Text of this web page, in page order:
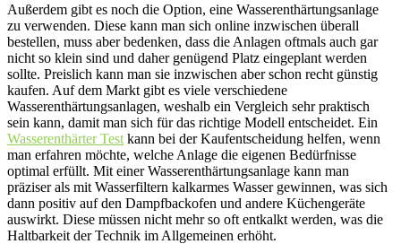
Außerdem gibt es noch die Option, eine Wasserenthärtungsanlage
zu verwenden. Diese kann man sich online inzwischen überall
bestellen, muss aber bedenken, dass die Anlagen oftmals auch gar
nicht so klein sind und daher genügend Platz eingeplant werden
sollte. Preislich kann man sie inzwischen aber schon recht günstig
kaufen. Auf dem Markt gibt es viele verschiedene
Wasserenthärtungsanlagen, weshalb ein Vergleich sehr praktisch
sein kann, damit man sich für das richtige Modell entscheidet. Ein
Wasserenthärter Test kann bei der Kaufentscheidung helfen, wenn
man erfahren möchte, welche Anlage die eigenen Bedürfnisse
optimal erfüllt. Mit einer Wasserenthärtungsanlage kann man
präziser als mit Wasserfiltern kalkarmes Wasser gewinnen, was sich
dann positiv auf den Dampfbackofen und andere Küchengeräte
auswirkt. Diese müssen nicht mehr so oft entkalkt werden, was die
Haltbarkeit der Technik im Allgemeinen erhöht.